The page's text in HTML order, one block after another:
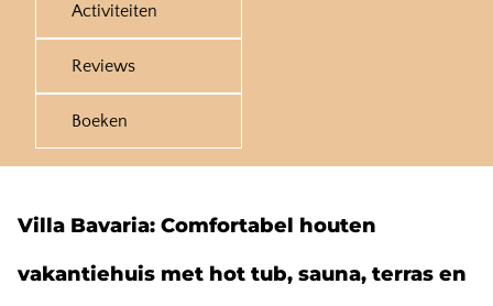
Activiteiten
Reviews
Boeken
Villa Bavaria: Comfortabel houten
vakantiehuis met hot tub, sauna, terras en